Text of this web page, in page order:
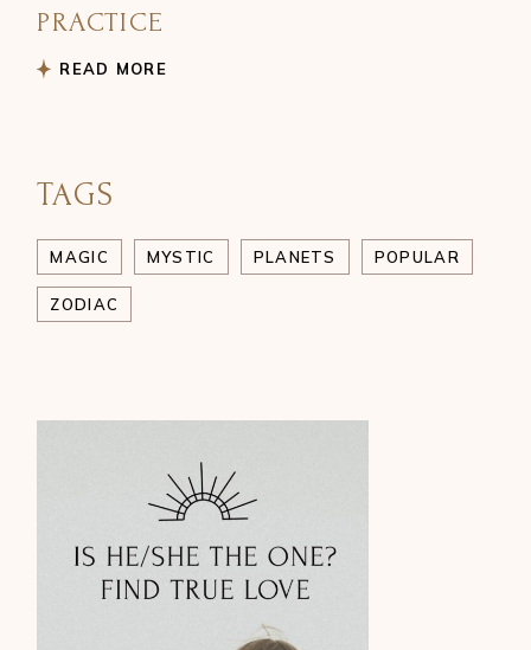
PRACTICE
READ MORE
TAGS
MAGIC MYSTIC PLANETS POPULAR
ZODIAC